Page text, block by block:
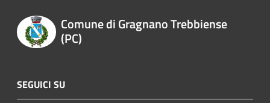
Comune di Gragnano Trebbiense
(PC)
SEGUICI SU